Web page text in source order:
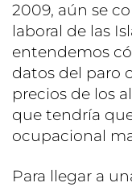
2009, aún se
laboral de las
entendemos
datos del paro
precios de los
que tendría
ocupacional
Para llegar a